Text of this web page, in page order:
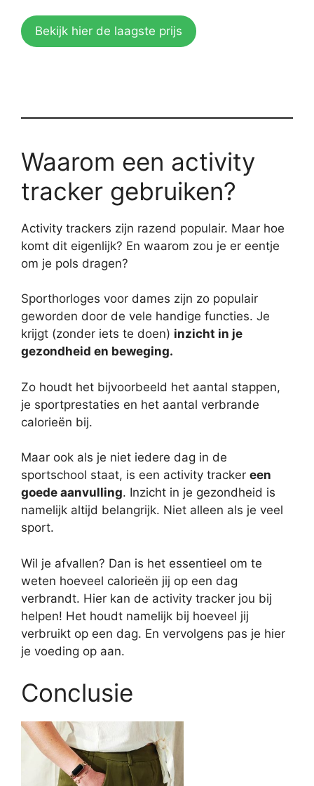
Bekijk hier de laagste prijs
Waarom een activity
tracker gebruiken?
Activity trackers zijn razend populair. Maar hoe
komt dit eigenlijk? En waarom zou je er eentje
om je pols dragen?
Sporthorloges voor dames zijn zo populair
geworden door de vele handige functies. Je
krijgt (zonder iets te doen) inzicht in je
gezondheid en beweging.
Zo houdt het bijvoorbeeld het aantal stappen,
je sportprestaties en het aantal verbrande
calorieën bij.
Maar ook als je niet iedere dag in de
sportschool staat, is een activity tracker een
goede aanvulling. Inzicht in je gezondheid is
namelijk altijd belangrijk. Niet alleen als je veel
sport.
Wil je afvallen? Dan is het essentieel om te
weten hoeveel calorieën jij op een dag
verbrandt. Hier kan de activity tracker jou bij
helpen! Het houdt namelijk bij hoeveel jij
verbruikt op een dag. En vervolgens pas je hier
je voeding op aan.
Conclusie